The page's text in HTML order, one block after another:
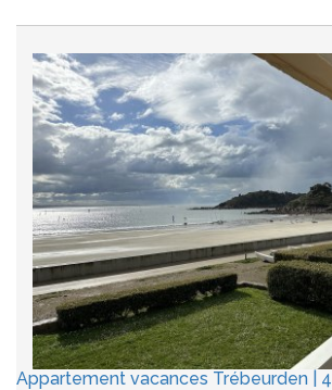
Appartement vacances Trébeurden | 4